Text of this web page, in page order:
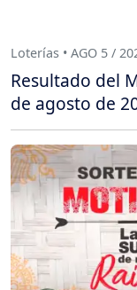
Loterías • AGO 5 /
Resultado del
de agosto de